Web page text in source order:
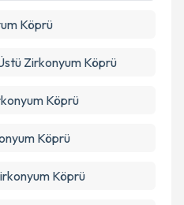
Köprü
Zirkonyum Köprü
Köprü
Köprü
Köprü